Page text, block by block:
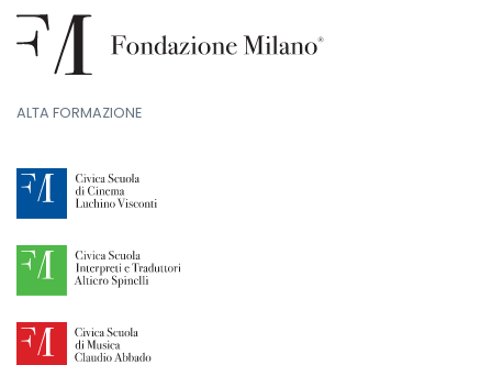
ALTA FORMAZIONE